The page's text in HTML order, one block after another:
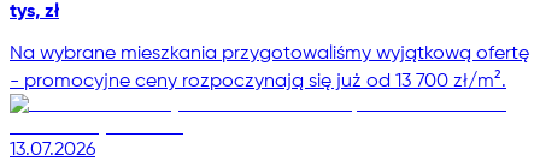
tys, zł
Na wybrane mieszkania przygotowaliśmy wyjątkową ofertę
- promocyjne ceny rozpoczynają się już od 13 700 zł/m².
13.07.2026